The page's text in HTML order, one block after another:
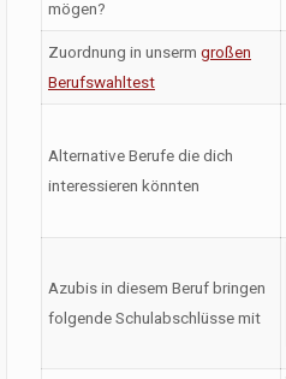
mögen?
Zuordnung in unserm großen
Berufswahltest
Alternative Berufe die dich
interessieren könnten
Azubis in diesem Beruf bringen
folgende Schulabschlüsse mit